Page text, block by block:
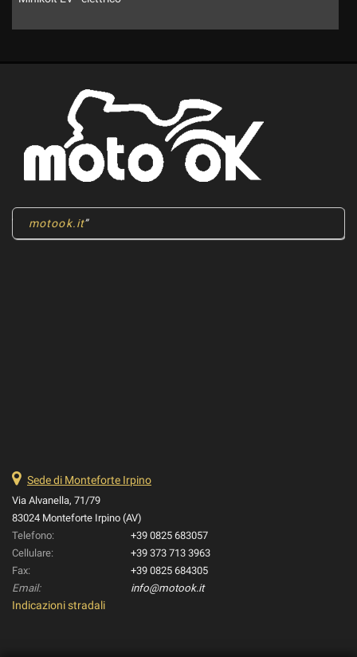
motook.it
Sede di Monteforte Irpino
Via Alvanella, 71/79
83024 Monteforte Irpino (AV)
Telefono:
+39 0825 683057
Cellulare:
+39 373 713 3963
Fax:
+39 0825 684305
Email:
info@motook.it
Indicazioni stradali